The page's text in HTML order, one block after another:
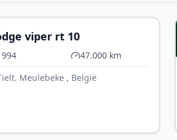
viper rt 10
47.000 km
Meulebeke , België